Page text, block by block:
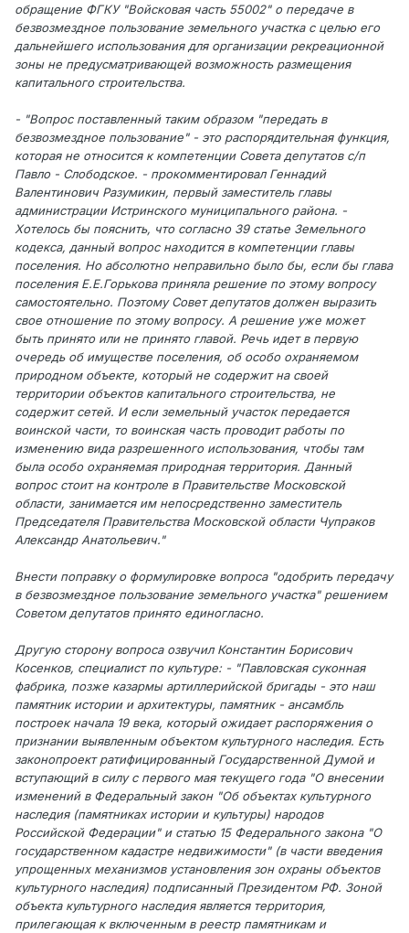
обращение ФГКУ "Войсковая часть 55002" о передаче в
безвозмездное пользование земельного участка с целью его
дальнейшего использования для организации рекреационной
зоны не предусматривающей возможность размещения
капитального строительства.
- "Вопрос поставленный таким образом "передать в
безвозмездное пользование" - это распорядительная функция,
которая не относится к компетенции Совета депутатов с/п
Павло - Слободское. - прокомментировал Геннадий
Валентинович Разумикин, первый заместитель главы
администрации Истринского муниципального района. -
Хотелось бы пояснить, что согласно 39 статье Земельного
кодекса, данный вопрос находится в компетенции главы
поселения. Но абсолютно неправильно было бы, если бы глава
поселения Е.Е.Горькова приняла решение по этому вопросу
самостоятельно. Поэтому Совет депутатов должен выразить
свое отношение по этому вопросу. А решение уже может
быть принято или не принято главой. Речь идет в первую
очередь об имуществе поселения, об особо охраняемом
природном объекте, который не содержит на своей
территории объектов капитального строительства, не
содержит сетей. И если земельный участок передается
воинской части, то воинская часть проводит работы по
изменению вида разрешенного использования, чтобы там
была особо охраняемая природная территория. Данный
вопрос стоит на контроле в Правительстве Московской
области, занимается им непосредственно заместитель
Председателя Правительства Московской области Чупраков
Александр Анатольевич."
Внести поправку о формулировке вопроса "одобрить передачу
в безвозмездное пользование земельного участка" решением
Советом депутатов принято единогласно.
Другую сторону вопроса озвучил Константин Борисович
Косенков, специалист по культуре: - "Павловская суконная
фабрика, позже казармы артиллерийской бригады - это наш
памятник истории и архитектуры, памятник - ансамбль
построек начала 19 века, который ожидает распоряжения о
признании выявленным объектом культурного наследия. Есть
законопроект ратифицированный Государственной Думой и
вступающий в силу с первого мая текущего года "О внесении
изменений в Федеральный закон "Об объектах культурного
наследия (памятниках истории и культуры) народов
Российской Федерации" и статью 15 Федерального закона "О
государственном кадастре недвижимости" (в части введения
упрощенных механизмов установления зон охраны объектов
культурного наследия) подписанный Президентом РФ. Зоной
объекта культурного наследия является территория,
прилегающая к включенным в реестр памятникам и